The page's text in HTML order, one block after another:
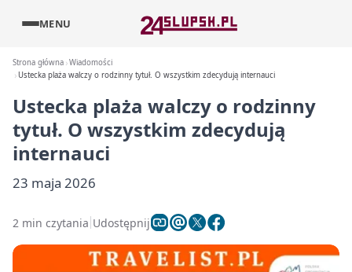
MENU
Strona główna Wiadomości
Ustecka plaża walczy o rodzinny tytuł. O wszystkim zdecydują internauci
Ustecka plaża walczy o rodzinny
tytuł. O wszystkim zdecydują
internauci
23 maja 2026
2 min czytania Udostępnij